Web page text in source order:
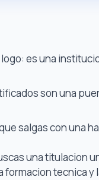
es una
son una
salgas con una
una titulacion
formacion tecnica